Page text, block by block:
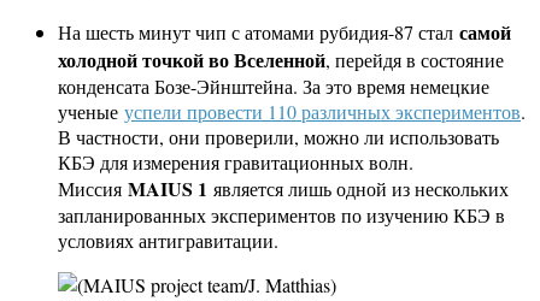
На шесть минут чип с атомами рубидия-87 стал самой
холодной точкой во Вселенной, перейдя в состояние
конденсата Бозе-Эйнштейна. За это время немецкие
ученые успели провести 110 различных экспериментов.
В частности, они проверили, можно ли использовать
КБЭ для измерения гравитационных волн.
Миссия MAIUS 1 является лишь одной из нескольких
запланированных экспериментов по изучению КБЭ в
условиях антигравитации.